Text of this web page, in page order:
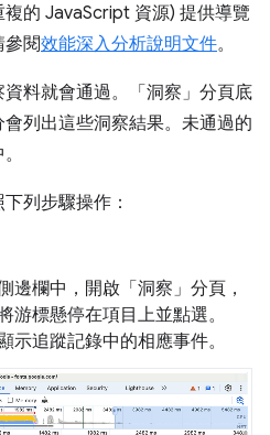
的 JavaScript 資源) 提供導覽
參閱效能深入分析說明文件。
料就會通過。「洞察」 分頁底
會列出這些洞察結果。未通過的
列步驟操作：
邊欄中，開啟「洞察」 分頁，
游標懸停在項目上並點選。
示追蹤記錄中的相應事件。